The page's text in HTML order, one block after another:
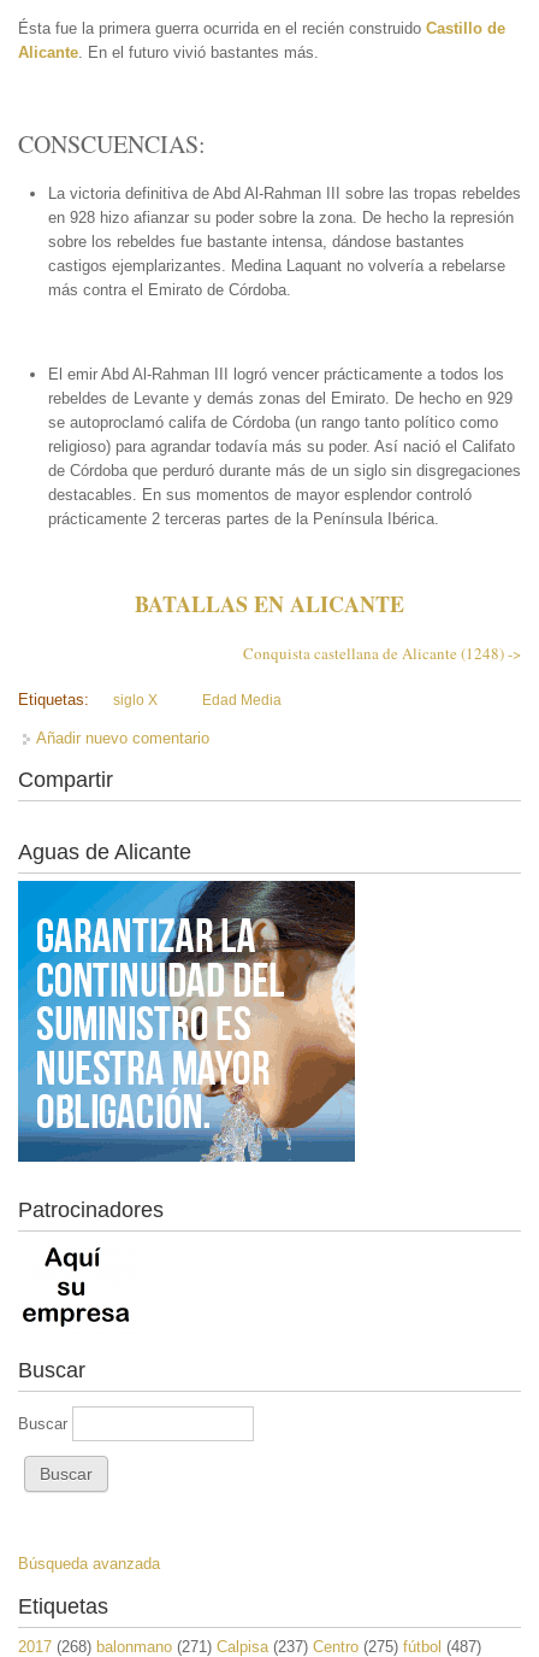
Ésta fue la primera guerra ocurrida en el recién construido Castillo de
Alicante . En el futuro vivió bastantes más.
CONSCUENCIAS:
La victoria definitiva de Abd Al-Rahman III sobre las tropas rebeldes
en 928 hizo afianzar su poder sobre la zona. De hecho la represión
sobre los rebeldes fue bastante intensa, dándose bastantes
castigos ejemplarizantes. Medina Laquant no volvería a rebelarse
más contra el Emirato de Córdoba.
El emir Abd Al-Rahman III logró vencer prácticamente a todos los
rebeldes de Levante y demás zonas del Emirato. De hecho en 929
se autoproclamó califa de Córdoba (un rango tanto político como
religioso) para agrandar todavía más su poder. Así nació el Califato
de Córdoba que perduró durante más de un siglo sin disgregaciones
destacables. En sus momentos de mayor esplendor controló
prácticamente 2 terceras partes de la Península Ibérica.
BATALLAS EN ALICANTE
Conquista castellana de Alicante (1248) ->
Etiquetas: siglo X Edad Media
Añadir nuevo comentario
Compartir
Aguas de Alicante
Patrocinadores
Buscar
Buscar
Búsqueda avanzada
Etiquetas
2017 (268) balonmano (271) Calpisa (237) Centro (275) fútbol (487)